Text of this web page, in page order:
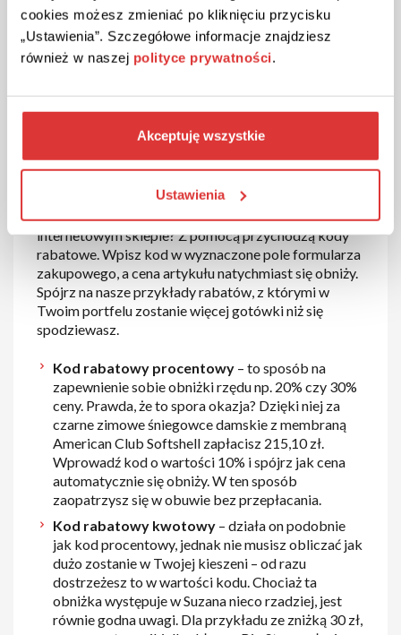
cookies możesz zmieniać po kliknięciu przycisku
„Ustawienia”. Szczegółowe informacje znajdziesz
również w naszej polityce prywatności.
Akceptuję wszystkie
Ustawienia
Klient sklepu internetowego będziesz mógł liczyć na
wiele miłych niespodzianek.Rabaty Suzanajeszcze
nigdy nie były tak bardzo dostępne. Zgarnijkody
rabatowe Suzanai ciesz się zakupami w cenach,
Kod rabatowy Suzana – rodzaje i
korzyści
W asortymencie Suzana znajdziesz obuwie na każdą
porę roku. Jak oszczędzać kupując w tym
internetowym sklepie? Z pomocą przychodzą kody
rabatowe. Wpisz kod w wyznaczone pole formularza
zakupowego, a cena artykułu natychmiast się obniży.
Spójrz na nasze przykłady rabatów, z którymi w
Twoim portfelu zostanie więcej gotówki niż się
spodziewasz.
Kod rabatowy procentowy– to sposób na
zapewnienie sobie obniżki rzędu np. 20% czy 30%
ceny. Prawda, że to spora okazja? Dzięki niej za
czarne zimowe śniegowce damskie z membraną
American Club Softshell zapłacisz 215,10 zł.
Wprowadź kod o wartości 10% i spójrz jak cena
automatycznie się obniży. W ten sposób
zaopatrzysz się w obuwie bez przepłacania.
Kod rabatowy kwotowy – działa on podobnie
jak kod procentowy, jednak nie musisz obliczać jak
dużo zostanie w Twojej kieszeni – od razu
dostrzeżesz to w wartości kodu. Chociaż ta
obniżka występuje w Suzana nieco rzadziej, jest
równie godna uwagi. Dla przykładu ze zniżką 30 zł,